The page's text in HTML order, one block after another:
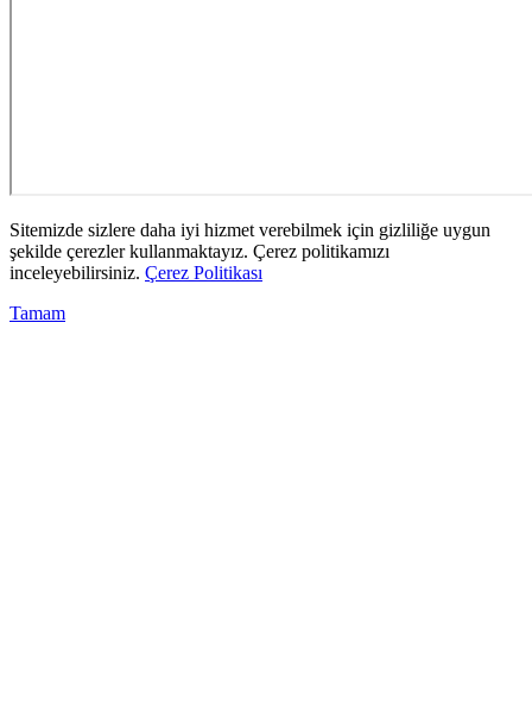
Sitemizde sizlere daha iyi hizmet verebilmek için gizliliğe uygun
şekilde çerezler kullanmaktayız. Çerez politikamızı
inceleyebilirsiniz. Çerez Politikası
Tamam